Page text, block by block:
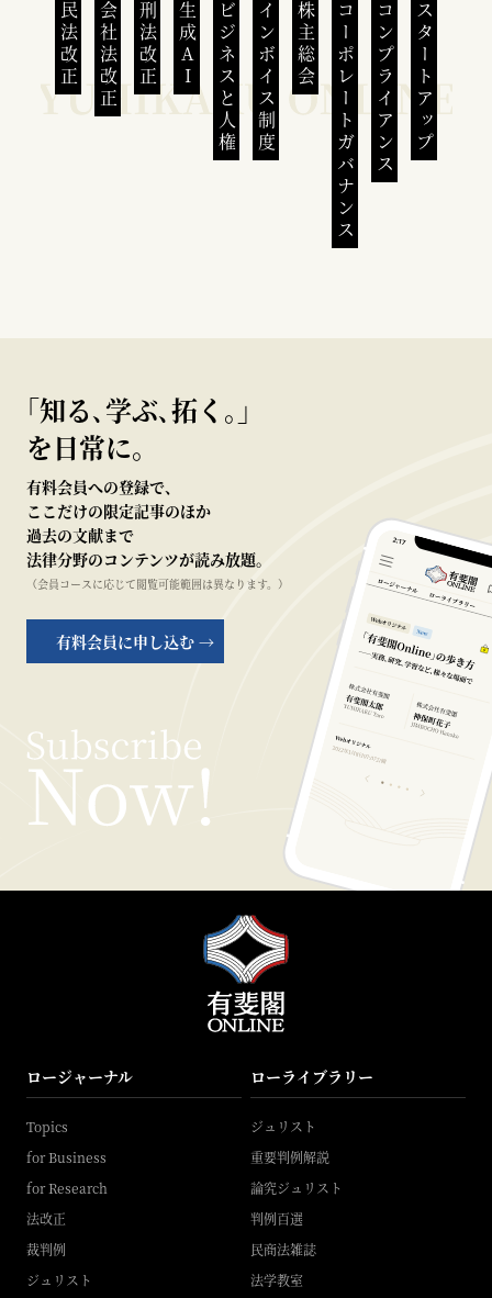
民法改正 会社法改正 刑法改正 生成AI ビジネスと人権インボイス制度 株主総会 コーポレートガバナンスコンプライアンススタートアップ
｢知る､学ぶ､拓く｡｣
を日常に。
有料会員への登録で、
ここだけの限定記事のほか
過去の文献まで
法律分野のコンテンツが読み放題。
（会員コースに応じて閲覧可能範囲は異なります。）
有料会員に申し込む →
ロージャーナル
Topics
for Business
for Research
法改正
裁判例
ジュリスト
ローライブラリー
ジュリスト
重要判例解説
論究ジュリスト
判例百選
民商法雑誌
法学教室